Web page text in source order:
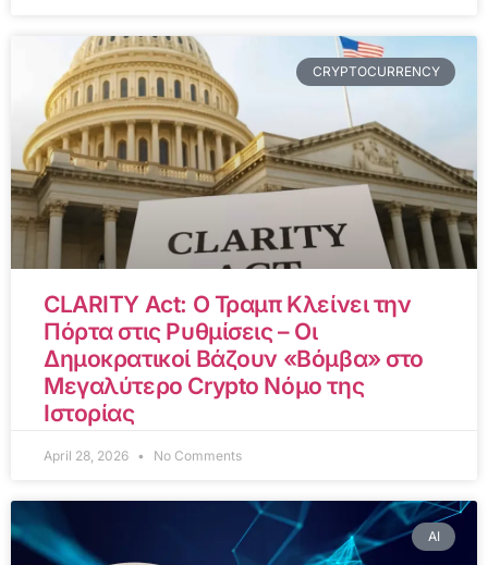
CRYPTOCURRENCY
CLARITY Act: Ο Τραμπ Κλείνει την
Πόρτα στις Ρυθμίσεις – Οι
Δημοκρατικοί Βάζουν «Βόμβα» στο
Μεγαλύτερο Crypto Νόμο της
Ιστορίας
April 28, 2026 No Comments
AI